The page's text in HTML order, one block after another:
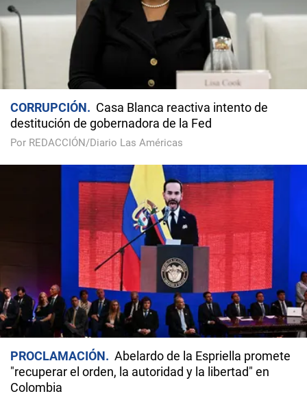
CORRUPCIÓN
Casa Blanca reactiva intento de
destitución de gobernadora de la Fed
Por REDACCIÓN/Diario Las Américas
PROCLAMACIÓN
Abelardo de la Espriella promete
"recuperar el orden, la autoridad y la libertad" en
Colombia